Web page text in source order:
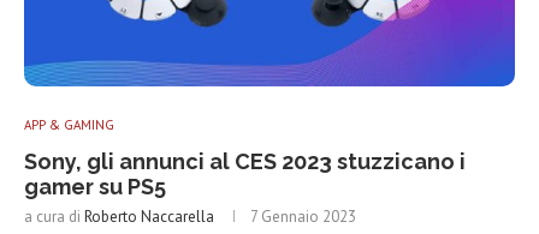
APP & GAMING
Sony, gli annunci al CES 2023 stuzzicano i
gamer su PS5
a cura di Roberto Naccarella 7 Gennaio 2023